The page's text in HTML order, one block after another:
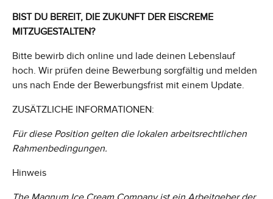
BIST DU BEREIT, DIE ZUKUNFT DER EISCREME
MITZUGESTALTEN?
Bitte bewirb dich online und lade deinen Lebenslauf
hoch. Wir prüfen deine Bewerbung sorgfältig und melden
uns nach Ende der Bewerbungsfrist mit einem Update.
ZUSÄTZLICHE INFORMATIONEN:
Für diese Position gelten die lokalen arbeitsrechtlichen
Rahmenbedingungen.
Hinweis